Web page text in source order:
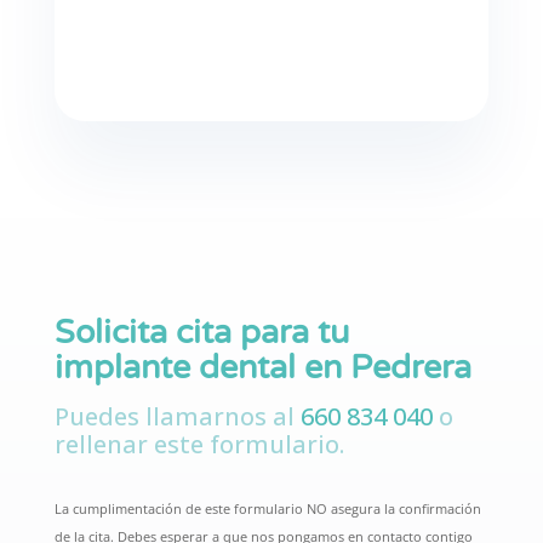
Solicita cita para tu
implante dental en Pedrera
Puedes llamarnos al 660 834 040o
rellenar este formulario.
La cumplimentación de este formulario NO asegura la confirmación
de la cita. Debes esperar a que nos pongamos en contacto contigo